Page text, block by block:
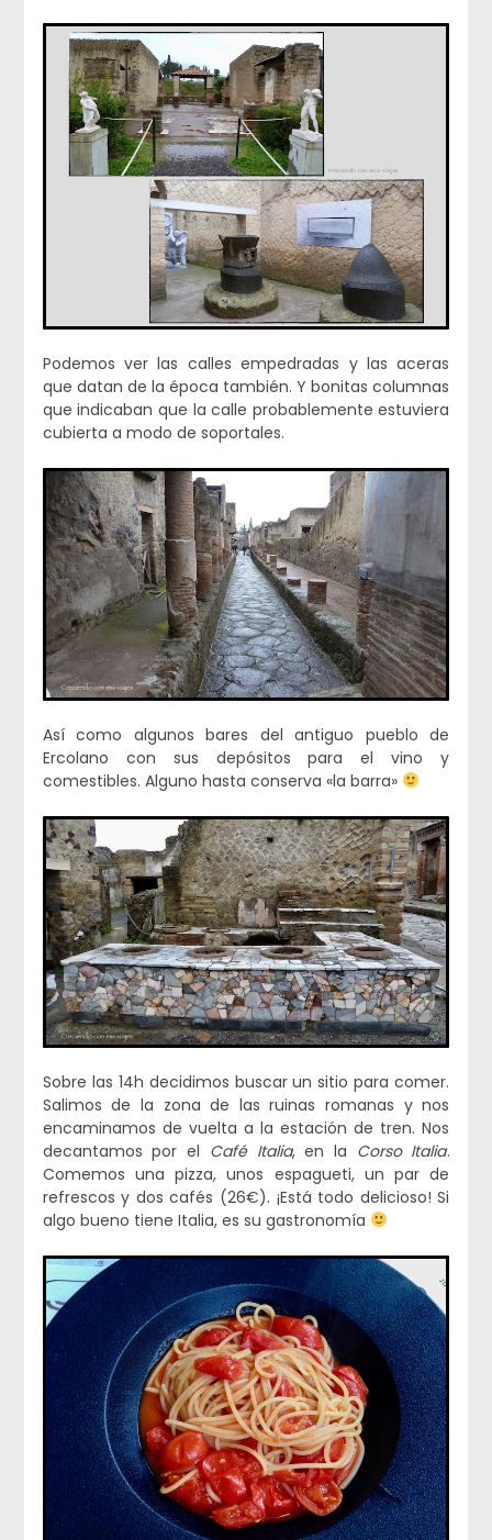
Podemos ver las calles empedradas y las aceras
que datan de la época también. Y bonitas columnas
que indicaban que la calle probablemente estuviera
cubierta a modo de soportales.
Así como algunos bares del antiguo pueblo de
Ercolano con sus depósitos para el vino y
comestibles. Alguno hasta conserva «la barra»
Sobre las 14h decidimos buscar un sitio para comer.
Salimos de la zona de las ruinas romanas y nos
encaminamos de vuelta a la estación de tren. Nos
decantamos por el Café Italia, en la Corso Italia.
Comemos una pizza, unos espagueti, un par de
refrescos y dos cafés (26€). ¡Está todo delicioso! Si
algo bueno tiene Italia, es su gastronomía